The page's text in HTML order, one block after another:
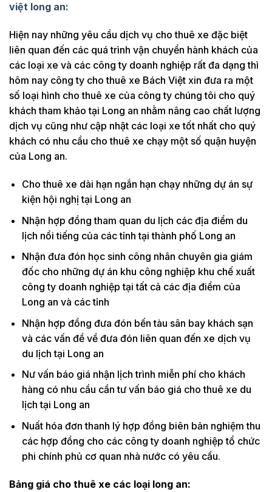
việt long an:
Hiện nay những yêu cầu dịch vụ cho thuê xe đặc biệt
liên quan đến các quá trình vận chuyển hành khách của
các loại xe và các công ty doanh nghiệp rất đa dạng thì
hôm nay công ty cho thuê xe Bách Việt xin đưa ra một
số loại hình cho thuê xe của công ty chúng tôi cho quý
khách tham khảo tại Long an nhằm nâng cao chất lượng
dịch vụ cũng như cập nhật các loại xe tốt nhất cho quý
khách có nhu cầu cho thuê xe chạy một số quận huyện
của Long an.
Cho thuê xe dài hạn ngắn hạn chạy những dự án sự
kiện hội nghị tại Long an
Nhận hợp đồng tham quan du lịch các địa điểm du
lịch nổi tiếng của các tỉnh tại thành phố Long an
Nhận đưa đón học sinh công nhân chuyên gia giám
đốc cho những dự án khu công nghiệp khu chế xuất
công ty doanh nghiệp tại tất cả các địa điểm của
Long an và các tỉnh
Nhận hợp đồng đưa đón bến tàu sân bay khách sạn
và các vấn đề về đưa đón liên quan đến xe dịch vụ
du lịch tại Long an
Nư vấn báo giá nhận lịch trình miễn phí cho khách
hàng có nhu cầu cần tư vấn báo giá cho thuê xe du
lịch tại Long an
Nuất hóa đơn thanh lý hợp đồng biên bản nghiệm thu
các hợp đồng cho các công ty doanh nghiệp tổ chức
phi chính phủ cơ quan nhà nước có yêu cầu.
Bảng giá cho thuê xe các loại long an: